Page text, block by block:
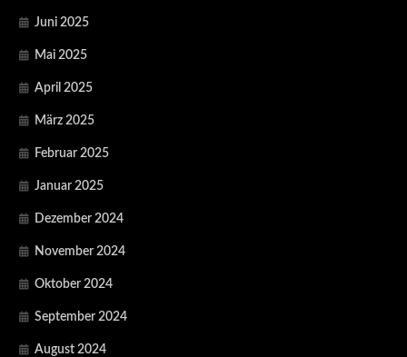
Juni 2025
Mai 2025
April 2025
März 2025
Februar 2025
Januar 2025
Dezember 2024
November 2024
Oktober 2024
September 2024
August 2024